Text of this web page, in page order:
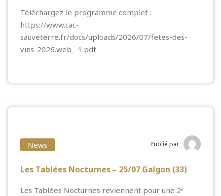
Téléchargez le programme complet :
https://www.cac-
sauveterre.fr/docs/uploads/2026/07/fetes-des-
vins-2026.web_-1.pdf
News Publié par
Les Tablées Nocturnes – 25/07 Galgon (33)
Les Tablées Nocturnes reviennent pour une 2ᵉ